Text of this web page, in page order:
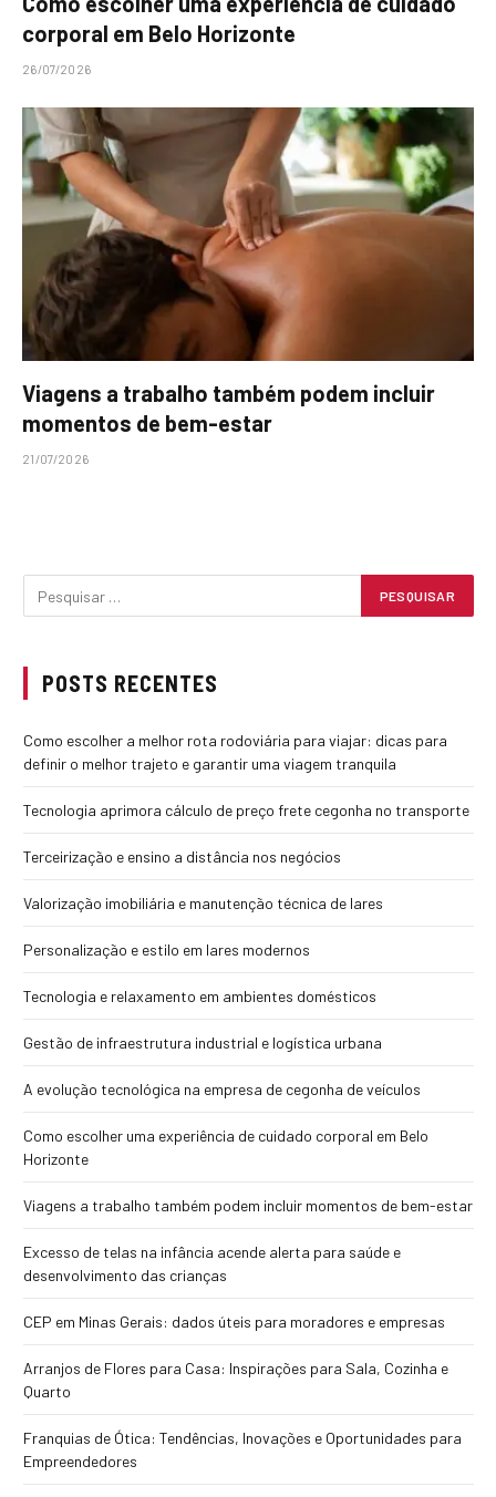
corporal em Belo Horizonte
26/07/2026
Viagens a trabalho também podem incluir
momentos de bem-estar
21/07/2026
POSTS RECENTES
Como escolher a melhor rota rodoviária para viajar: dicas para
definir o melhor trajeto e garantir uma viagem tranquila
Tecnologia aprimora cálculo de preço frete cegonha no transporte
Terceirização e ensino a distância nos negócios
Valorização imobiliária e manutenção técnica de lares
Personalização e estilo em lares modernos
Tecnologia e relaxamento em ambientes domésticos
Gestão de infraestrutura industrial e logística urbana
A evolução tecnológica na empresa de cegonha de veículos
Como escolher uma experiência de cuidado corporal em Belo
Horizonte
Viagens a trabalho também podem incluir momentos de bem-estar
Excesso de telas na infância acende alerta para saúde e
desenvolvimento das crianças
CEP em Minas Gerais: dados úteis para moradores e empresas
Arranjos de Flores para Casa: Inspirações para Sala, Cozinha e
Quarto
Franquias de Ótica: Tendências, Inovações e Oportunidades para
Empreendedores